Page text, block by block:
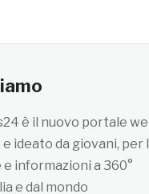
è il nuovo portale
ideato da giovani, per
informazioni a 360°
e dal mondo